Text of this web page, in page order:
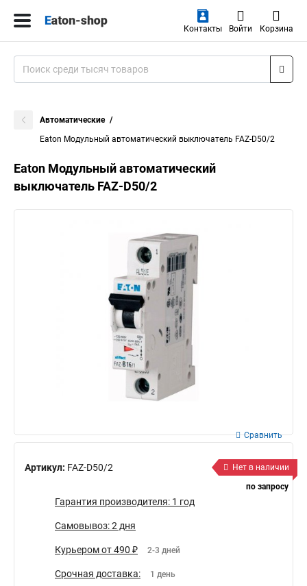
Контакты Войти Корзина
Автоматические
Eaton Модульный автоматический выключатель FAZ-D50/2
Eaton Модульный автоматический
выключатель FAZ-D50/2
Артикул: FAZ-D50/2
Сравнить
Нет в наличии
по запросу
Гарантия производителя: 1 год
Самовывоз: 2 дня
Курьером от 490 ₽ 2-3 дней
Срочная доставка: 1 день